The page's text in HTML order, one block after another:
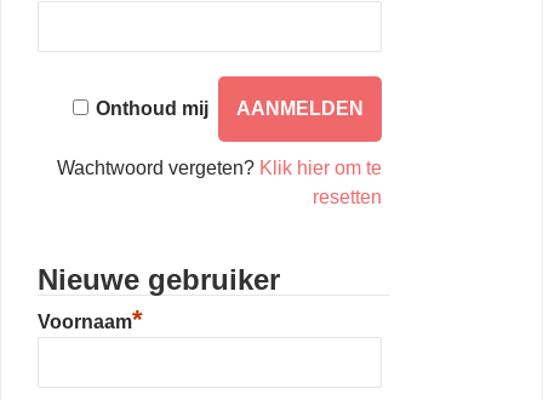
Onthoud mij
Wachtwoord vergeten? Klik hier om te
resetten
Nieuwe gebruiker
Voornaam*